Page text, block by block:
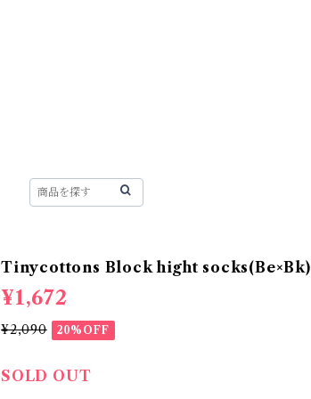
Tinycottons Block hight socks(Be×Bk)
¥1,672
¥2,090 20%OFF
SOLD OUT